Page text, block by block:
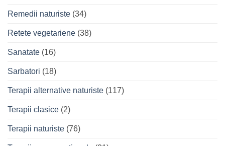
Remedii naturiste (34)
Retete vegetariene (38)
Sanatate (16)
Sarbatori (18)
Terapii alternative naturiste (117)
Terapii clasice (2)
Terapii naturiste (76)